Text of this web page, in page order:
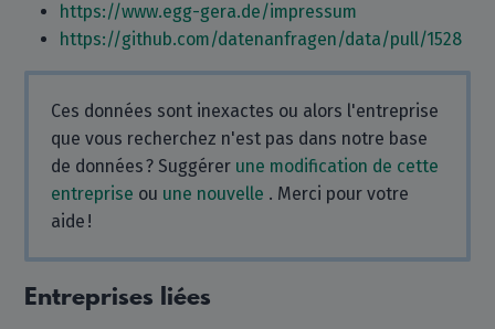
https://www.egg-gera.de/impressum
https://github.com/datenanfragen/data/pull/1528
Ces données sont inexactes ou alors l'entreprise
que vous recherchez n'est pas dans notre base
de données ? Suggérer une modification de cette
entreprise ou une nouvelle . Merci pour votre
aide !
Entreprises liées